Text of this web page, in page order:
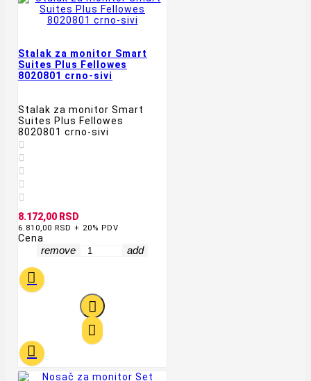
Stalak za monitor Smart
Suites Plus Fellowes
8020801 crno-sivi
Stalak za monitor Smart
Suites Plus Fellowes
8020801 crno-sivi





8.172,00 RSD
6.810,00 RSD + 20% PDV
Cena
remove add



